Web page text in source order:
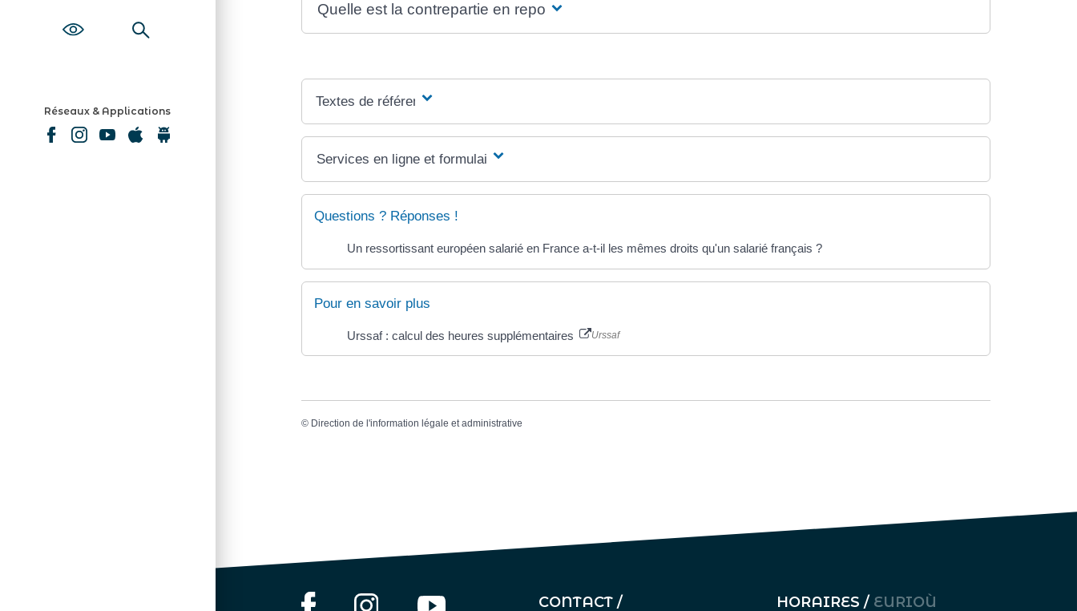
Réseaux & Applications
Quelle est la contrepartie en repos ?
Textes de référence
Services en ligne et formulaires
Questions ? Réponses !
Un ressortissant européen salarié en France a-t-il les mêmes droits qu'un salarié français ?
Pour en savoir plus
Urssaf : calcul des heures supplémentaires Urssaf
© Direction de l'information légale et administrative
CONTACT / HORAIRES / EURIOÙ